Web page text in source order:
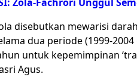
disebutkan mewarisi
dua periode (1999-
untuk kepemimpinan
Agus.